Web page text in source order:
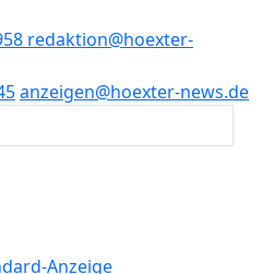
redaktion@hoexter-
anzeigen@hoexter-news.de